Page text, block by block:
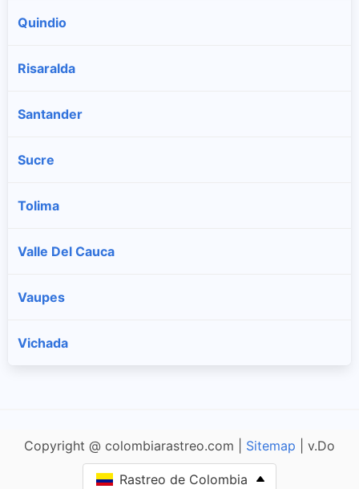
Quindio
Risaralda
Santander
Sucre
Tolima
Valle Del Cauca
Vaupes
Vichada
Copyright @ colombiarastreo.com | Sitemap | v.Do
Rastreo de Colombia